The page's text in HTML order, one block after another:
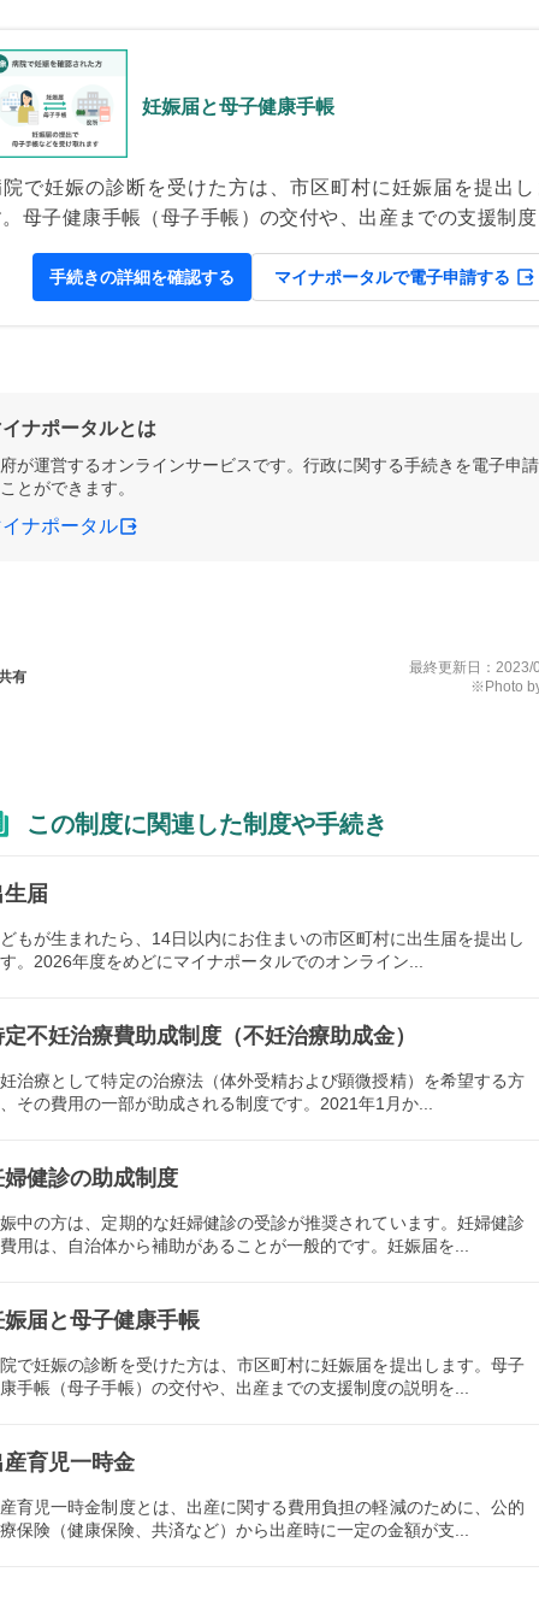
妊娠届と母子健康手帳
院で妊娠の診断を受けた方は、市区町村に妊娠届を提出し
母子健康手帳（母子手帳）の交付や、出産までの支援制度
妊娠から出産後にかけて、母親と子どもの医療や健康に関
報を記録して、健康管理に役立てるためのものです。
手続きの詳細を確認する マイナポータルで電子申請する
ナポータルとは
が運営するオンラインサービスです。行政に関する手続きを電子申
とができます。
ナポータル
有
最終更新日： 2023/
※Photo
この制度に関連した制度や手続き
生届
もが生まれたら、14日以内にお住まいの市区町村に出生届を提出し
。2026年度をめどにマイナポータルでのオンライン...
定不妊治療費助成制度（不妊治療助成金）
治療として特定の治療法（体外受精および顕微授精）を希望する方
その費用の一部が助成される制度です。2021年1月か...
婦健診の助成制度
中の方は、定期的な妊婦健診の受診が推奨されています。妊婦健診
用は、自治体から補助があることが一般的です。妊娠届を...
娠届と母子健康手帳
で妊娠の診断を受けた方は、市区町村に妊娠届を提出します。母子
手帳（母子手帳）の交付や、出産までの支援制度の説明を...
産育児一時金
育児一時金制度とは、出産に関する費用負担の軽減のために、公的
保険（健康保険、共済など）から出産時に一定の金額が支...